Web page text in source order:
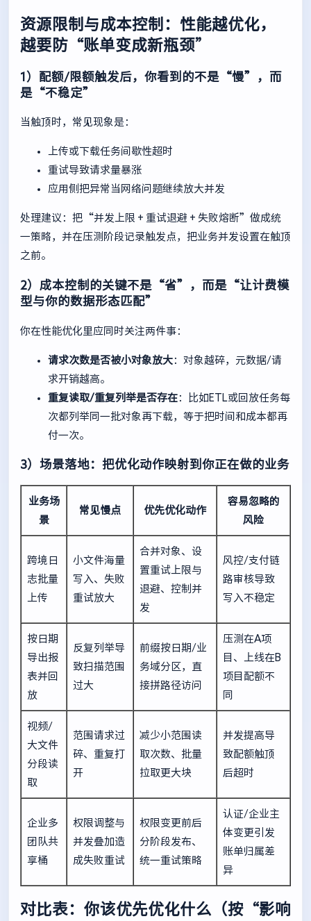
资源限制与成本控制：性能越优化，
越要防“账单变成新瓶颈”
1）配额/限额触发后，你看到的不是“慢”，而
是“不稳定”
当触顶时，常见现象是：
上传或下载任务间歇性超时
重试导致请求量暴涨
应用侧把异常当网络问题继续放大并发
处理建议：把“并发上限 + 重试退避 + 失败熔断”做成统
一策略，并在压测阶段记录触发点，把业务并发设置在触顶
之前。
2）成本控制的关键不是“省”，而是“让计费模
型与你的数据形态匹配”
你在性能优化里应同时关注两件事：
请求次数是否被小对象放大 ：对象越碎，元数据/请
求开销越高。
重复读取/重复列举是否存在 ：比如ETL或回放任务每
次都列举同一批对象再下载，等于把时间和成本都再
付一次。
3）场景落地：把优化动作映射到你正在做的业务
业务场
景
常见慢点 优先优化动作
容易忽略的
风险
跨境日
志批量
上传
小文件海量
写入、失败
重试放大
合并对象、设
置重试上限与
退避、控制并
发
风控/支付链
路审核导致
写入不稳定
按日期
导出报
表并回
放
反复列举导
致扫描范围
过大
前缀按日期/业
务域分区，直
接拼路径访问
压测在A项
目、上线在B
项目配额不
同
视频/
大文件
分段读
取
范围请求过
碎、重复打
开
减少小范围读
取次数、批量
拉取更大块
并发提高导
致配额触顶
后超时
企业多
团队共
享桶
权限调整与
并发叠加造
成失败重试
权限变更前后
分阶段发布、
统一重试策略
认证/企业主
体变更引发
账单归属差
异
对比表：你该优先优化什么（按“影响